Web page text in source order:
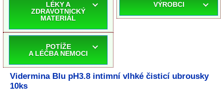
LÉKY A
ZDRAVOTNICKÝ
MATERIÁL
POTÍŽE
A LÉČBA NEMOCI
VÝROBCI
Vidermina Blu pH3.8 intimní vlhké čisticí ubrousky
10ks